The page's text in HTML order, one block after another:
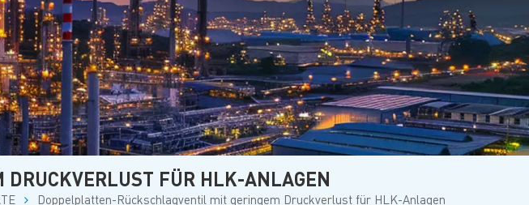
Deutsch
العربية
русский
français
português
Türkçe
FÜR HLK-ANLAGEN
Doppelplatten-Rückschlagventil mit geringem Druckverlust für HLK-Anlagen